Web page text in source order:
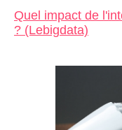
Quel impact de
? (Lebigdata)